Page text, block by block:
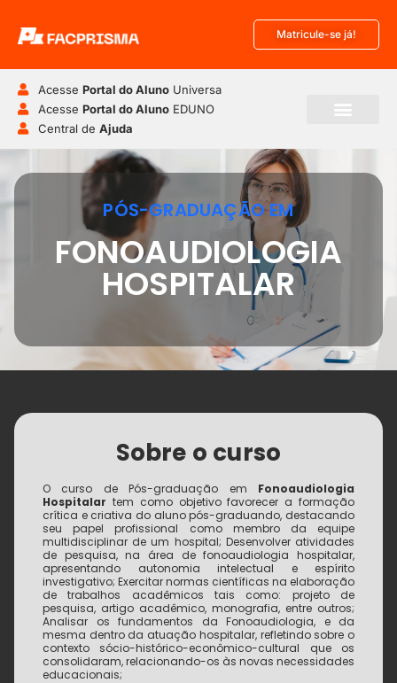
Matricule-se já!
Acesse Portal do AlunoUniversa
Acesse Portal do AlunoEDUNO
Central de Ajuda
PÓS-GRADUAÇÃO EM
FONOAUDIOLOGIA
HOSPITALAR
Sobre o curso
O curso de Pós-graduação em Fonoaudiologia
Hospitalar tem como objetivo favorecer a formação
crítica e criativa do aluno pós-graduando, destacando
seu papel profissional como membro da equipe
multidisciplinar de um hospital; Desenvolver atividades
de pesquisa, na área de fonoaudiologia hospitalar,
apresentando autonomia intelectual e espírito
investigativo; Exercitar normas científicas na elaboração
de trabalhos acadêmicos tais como: projeto de
pesquisa, artigo acadêmico, monografia, entre outros;
Analisar os fundamentos da Fonoaudiologia, e da
mesma dentro da atuação hospitalar, refletindo sobre o
contexto sócio-histórico-econômico-cultural que os
consolidaram, relacionando-os às novas necessidades
educacionais;